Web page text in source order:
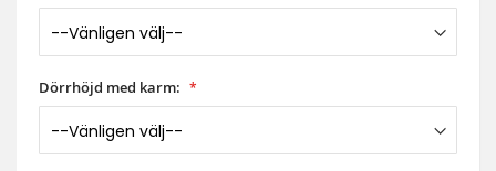
Dörrhöjd med karm: